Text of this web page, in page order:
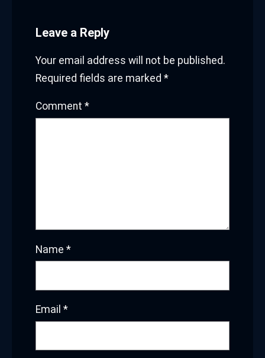
Leave a Reply
Your email address will not be published.
Required fields are marked *
Comment *
Name *
Email *